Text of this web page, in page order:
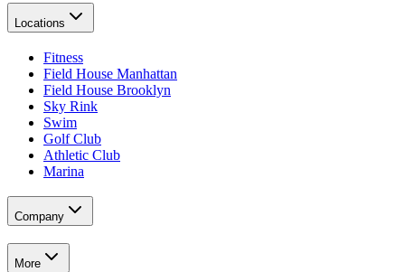
Locations​​​​‌ ‍ ​‍​‍‌‍ ‌ ​‍‌‍‍‌‌‍‌ ‌‍‍‌‌‍ ‍​‍​‍​ ‍‍​‍​‍‌ ​ ‌‍​‌‌‍ ‍‌‍‍‌‌ ‌​‌ ‍‌​‍ ‍‌‍‍‌‌‍ ​‍​‍​‍ ​​‍​‍‌‍‍​‌ ​‍‌‍‌‌‌‍‌‍​‍​‍​ ‍‍​‍​‍‌‍‍​‌ ‌​‌ ‌​‌ ​​‌ ​ ​ ‍‍​‍ ​‍ ‌‍​ ‌‍‍​‌‍‌‌‌‍ ​‌ ​ ‌‍‌‌‌‍​‌‌ ​​‌‍‍‌‌‍‌‌‌ ​‍‌ ​ ​‍ ‍‌ ​ ‌‍​‌‌‍ ‍‌‍‍‌‌ ‌​‌ ‍‌​‍ ‍‌ ​ ‌ ‌​‌ ‌‌‌‍‌​‌‍‍‌‌‍ ​‍ ‌‍‍‌‌‍ ‍‌ ‌​‌‍‌‌‌‍ ‍‌ ‌​​‍ ‌‍‌‌‌‍‌​‌‍‍‌‌ ‌​​‍ ‌‍ ‌‌‍ ‌‍‌​‌‍‌‌​ ‌‌ ​​‌ ​‍‌‍‌‌‌ ​ ‌‍‌‌‌‍ ‍‌ ‌​‌‍​‌‌ ‌​‌‍‍‌‌‍ ‌‍ ‍​ ‍ ‌‍‍‌‌‍‌​​ ‌‌‍‌‍‌‍ ‌‍ ‌ ‌​‌‍‌‌‌ ​‍​ ‍ ‌ ‌​‌ ‍‌‌ ​​‌‍‌‌​ ‌‌‍‌‍‌‍ ‌‍ ‌ ‌​‌‍‌‌‌ ​‍​ ‍ ‌ ​​‌‍​‌‌ ‌​‌‍‍​​ ‌‌‍​ ‌‍ ‌‍ ​‌ ‌‌‌‍ ‌‌‍ ‍‌ ​ ​‍‌‌​ ‌‌‌​​‍‌‌ ‌‍‍ ‌‍‌‌‌ ‍‌​‍‌‌​ ​ ‌​‌​​‍‌‌​ ​ ‌​‌​​‍‌‌​ ​‍​ ​‍‌‍‌‌‌‍​‍​ ​‍​ ‍​‌‍​ ​ ‌‌‌‍​ ‌‍​ ‌‍‌‌‌‍​‍‌‍​‌​ ​‌​‍‌‌​ ​‍​ ​‍​‍‌‌​ ‌‌‌​‌​​‍ ‍‌ ‌​‌‍‍‌‌ ‌​‌‍ ​‌‍‌‌​ ‌‍​‍‌‍​‌‌ ​ ‌‍‌‌‌‌‌‌‌ ​‍‌‍ ​​ ‌‌‍‍​‌ ‌​‌ ‌​‌ ​​‌ ​ ​‍‌‌​ ​ ‌​​‌​‍‌‌​ ​‍‌​‌‍​‍‌‌​ ​‍‌​‌‍‌‍​ ‌‍‍​‌‍‌‌‌‍ ​‌ ​ ‌‍‌‌‌‍​‌‌ ​​‌‍‍‌‌‍‌‌‌ ​‍‌ ​ ​‍ ‍‌ ​ ‌‍​‌‌‍ ‍‌‍‍‌‌ ‌​‌ ‍‌​‍ ‍‌ ​ ‌ ‌​‌ ‌‌‌‍‌​‌‍‍‌‌‍ ​‍‌‍‌‍‍‌‌‍‌​​ ‌‌‍‌‍‌‍ ‌‍ ‌ ‌​‌‍‌‌‌ ​‍​‍‌‍‌ ‌​‌ ‍‌‌ ​​‌‍‌‌​ ‌‌‍‌‍‌‍ ‌‍ ‌ ‌​‌‍‌‌‌ ​‍​‍‌‍‌ ​​‌‍​‌‌ ‌​‌‍‍​​ ‌‌‍​ ‌‍ ‌‍ ​‌ ‌‌‌‍ ‌‌‍ ‍‌ ​ ​‍‌‌​ ‌‌‌​​‍‌‌ ‌‍‍ ‌‍‌‌‌ ‍‌​‍‌‌​ ​ ‌​‌​​‍‌‌​ ​ ‌​‌​​‍‌‌​ ​‍​ ​‍‌‍‌‌‌‍​‍​ ​‍​ ‍​‌‍​ ​ ‌‌‌‍​ ‌‍​ ‌‍‌‌‌‍​‍‌‍​‌​ ​‌​‍‌‌​ ​‍​ ​‍​‍‌‌​ ‌‌‌​‌​​‍ ‍‌ ‌​‌‍‍‌‌ ‌​‌‍ ​‌‍‌‌​‍‌‍‌ ​​‌‍‌‌‌ ​‍‌ ​ ‌ ​​‌‍‌‌‌‍​ ‌ ‌​‌‍‍‌‌ ‌‍‌‍‌‌​ ‌‌ ​​‌ ‌‌‌‍​‍‌‍ ​‌‍‍‌‌ ​ ‌‍‍​‌‍‌‌‌‍‌​​‍​‍‌ ‌
Fitness​​​​‌ ‍ ​‍​‍‌‍ ‌ ​‍‌‍‍‌‌‍‌ ‌‍‍‌‌‍ ‍​‍​‍​ ‍‍​‍​‍‌ ​ ‌‍​‌‌‍ ‍‌‍‍‌‌ ‌​‌ ‍‌​‍ ‍‌‍‍‌‌‍ ​‍​‍​‍ ​​‍​‍‌‍‍​‌ ​‍‌‍‌‌‌‍‌‍​‍​‍​ ‍‍​‍​‍‌‍‍​‌ ‌​‌ ‌​‌ ​​‌ ​ ​ ‍‍​‍ ​‍ ‌‍​ ‌‍‍​‌‍‌‌‌‍ ​‌ ​ ‌‍‌‌‌‍​‌‌ ​​‌‍‍‌‌‍‌‌‌ ​‍‌ ​ ​‍ ‍‌ ​ ‌‍​‌‌‍ ‍‌‍‍‌‌ ‌​‌ ‍‌​‍ ‍‌ ​ ‌ ‌​‌ ‌‌‌‍‌​‌‍‍‌‌‍ ​‍ ‌‍‍‌‌‍ ‍‌ ‌​‌‍‌‌‌‍ ‍‌ ‌​​‍ ‌‍‌‌‌‍‌​‌‍‍‌‌ ‌​​‍ ‌‍ ‌‌‍ ‌‍‌​‌‍‌‌​ ‌‌ ​​‌ ​‍‌‍‌‌‌ ​ ‌‍‌‌‌‍ ‍‌ ‌​‌‍​‌‌ ‌​‌‍‍‌‌‍ ‌‍ ‍​ ‍ ‌‍‍‌‌‍‌​​ ‌‌‍‌‍‌‍ ‌‍ ‌ ‌​‌‍‌‌‌ ​‍​ ‍ ‌ ‌​‌ ‍‌‌ ​​‌‍‌‌​ ‌‌‍‌‍‌‍ ‌‍ ‌ ‌​‌‍‌‌‌ ​‍​ ‍ ‌ ​​‌‍​‌‌ ‌​‌‍‍​​ ‌‌‍​ ‌‍ ‌‍ ​‌ ‌‌‌‍ ‌‌‍ ‍‌ ​ ​‍‌‌​ ‌‌‌​​‍‌‌ ‌‍‍ ‌‍‌‌‌ ‍‌​‍‌‌​ ​ ‌​‌​​‍‌‌​ ​ ‌​‌​​‍‌‌​ ​‍​ ​‍‌‍‌‌‌‍​‍​ ​‍​ ‍​‌‍​ ​ ‌‌‌‍​ ‌‍​ ‌‍‌‌‌‍​‍‌‍​‌​ ​‌​‍‌‌​ ​‍​ ​‍​‍‌‌​ ‌‌‌​‌​​‍ ‍‌‍ ​‌‍‍‌‌‍ ‍‌‍‍ ‌ ​ ​‍‌‌​ ‌‌‌​​‍‌‌ ‌‍‍ ‌‍‌‌‌ ‍‌​‍‌‌​ ​ ‌​‌​​‍‌‌​ ​ ‌​‌​​‍‌‌​ ​‍​ ​‍​ ​‍​ ​ ​ ​ ‌‍​ ‌‍‌‌​ ‍​​ ‌‍​ ​‌​ ‌​‌‍​‌‌‍​ ​ ‍‌​‍‌‌​ ​‍​ ​‍​‍‌‌​ ‌‌‌​‌​​‍ ‍‌‍ ‍‌‍​‌‌‍ ‌‌‍‌‌​ ‌‍​‍‌‍​‌‌ ​ ‌‍‌‌‌‌‌‌‌ ​‍‌‍ ​​ ‌‌‍‍​‌ ‌​‌ ‌​‌ ​​‌ ​ ​‍‌‌​ ​ ‌​​‌​‍‌‌​ ​‍‌​‌‍​‍‌‌​ ​‍‌​‌‍‌‍​ ‌‍‍​‌‍‌‌‌‍ ​‌ ​ ‌‍‌‌‌‍​‌‌ ​​‌‍‍‌‌‍‌‌‌ ​‍‌ ​ ​‍ ‍‌ ​ ‌‍​‌‌‍ ‍‌‍‍‌‌ ‌​‌ ‍‌​‍ ‍‌ ​ ‌ ‌​‌ ‌‌‌‍‌​‌‍‍‌‌‍ ​‍‌‍‌‍‍‌‌‍‌​​ ‌‌‍‌‍‌‍ ‌‍ ‌ ‌​‌‍‌‌‌ ​‍​‍‌‍‌ ‌​‌ ‍‌‌ ​​‌‍‌‌​ ‌‌‍‌‍‌‍ ‌‍ ‌ ‌​‌‍‌‌‌ ​‍​‍‌‍‌ ​​‌‍​‌‌ ‌​‌‍‍​​ ‌‌‍​ ‌‍ ‌‍ ​‌ ‌‌‌‍ ‌‌‍ ‍‌ ​ ​‍‌‌​ ‌‌‌​​‍‌‌ ‌‍‍ ‌‍‌‌‌ ‍‌​‍‌‌​ ​ ‌​‌​​‍‌‌​ ​ ‌​‌​​‍‌‌​ ​‍​ ​‍‌‍‌‌‌‍​‍​ ​‍​ ‍​‌‍​ ​ ‌‌‌‍​ ‌‍​ ‌‍‌‌‌‍​‍‌‍​‌​ ​‌​‍‌‌​ ​‍​ ​‍​‍‌‌​ ‌‌‌​‌​​‍ ‍‌‍ ​‌‍‍‌‌‍ ‍‌‍‍ ‌ ​ ​‍‌‌​ ‌‌‌​​‍‌‌ ‌‍‍ ‌‍‌‌‌ ‍‌​‍‌‌​ ​ ‌​‌​​‍‌‌​ ​ ‌​‌​​‍‌‌​ ​‍​ ​‍​ ​‍​ ​ ​ ​ ‌‍​ ‌‍‌‌​ ‍​​ ‌‍​ ​‌​ ‌​‌‍​‌‌‍​ ​ ‍‌​‍‌‌​ ​‍​ ​‍​‍‌‌​ ‌‌‌​‌​​‍ ‍‌‍ ‍‌‍​‌‌‍ ‌‌‍‌‌​‍‌‍‌ ​​‌‍‌‌‌ ​‍‌ ​ ‌ ​​‌‍‌‌‌‍​ ‌ ‌​‌‍‍‌‌ ‌‍‌‍‌‌​ ‌‌ ​​‌ ‌‌‌‍​‍‌‍ ​‌‍‍‌‌ ​ ‌‍‍​‌‍‌‌‌‍‌​​‍​‍‌ ‌
Field House Manhattan​​​​‌ ‍ ​‍​‍‌‍ ‌ ​‍‌‍‍‌‌‍‌ ‌‍‍‌‌‍ ‍​‍​‍​ ‍‍​‍​‍‌ ​ ‌‍​‌‌‍ ‍‌‍‍‌‌ ‌​‌ ‍‌​‍ ‍‌‍‍‌‌‍ ​‍​‍​‍ ​​‍​‍‌‍‍​‌ ​‍‌‍‌‌‌‍‌‍​‍​‍​ ‍‍​‍​‍‌‍‍​‌ ‌​‌ ‌​‌ ​​‌ ​ ​ ‍‍​‍ ​‍ ‌‍​ ‌‍‍​‌‍‌‌‌‍ ​‌ ​ ‌‍‌‌‌‍​‌‌ ​​‌‍‍‌‌‍‌‌‌ ​‍‌ ​ ​‍ ‍‌ ​ ‌‍​‌‌‍ ‍‌‍‍‌‌ ‌​‌ ‍‌​‍ ‍‌ ​ ‌ ‌​‌ ‌‌‌‍‌​‌‍‍‌‌‍ ​‍ ‌‍‍‌‌‍ ‍‌ ‌​‌‍‌‌‌‍ ‍‌ ‌​​‍ ‌‍‌‌‌‍‌​‌‍‍‌‌ ‌​​‍ ‌‍ ‌‌‍ ‌‍‌​‌‍‌‌​ ‌‌ ​​‌ ​‍‌‍‌‌‌ ​ ‌‍‌‌‌‍ ‍‌ ‌​‌‍​‌‌ ‌​‌‍‍‌‌‍ ‌‍ ‍​ ‍ ‌‍‍‌‌‍‌​​ ‌‌‍‌‍‌‍ ‌‍ ‌ ‌​‌‍‌‌‌ ​‍​ ‍ ‌ ‌​‌ ‍‌‌ ​​‌‍‌‌​ ‌‌‍‌‍‌‍ ‌‍ ‌ ‌​‌‍‌‌‌ ​‍​ ‍ ‌ ​​‌‍​‌‌ ‌​‌‍‍​​ ‌‌‍​ ‌‍ ‌‍ ​‌ ‌‌‌‍ ‌‌‍ ‍‌ ​ ​‍‌‌​ ‌‌‌​​‍‌‌ ‌‍‍ ‌‍‌‌‌ ‍‌​‍‌‌​ ​ ‌​‌​​‍‌‌​ ​ ‌​‌​​‍‌‌​ ​‍​ ​‍‌‍‌‌‌‍​‍​ ​‍​ ‍​‌‍​ ​ ‌‌‌‍​ ‌‍​ ‌‍‌‌‌‍​‍‌‍​‌​ ​‌​‍‌‌​ ​‍​ ​‍​‍‌‌​ ‌‌‌​‌​​‍ ‍‌‍ ​‌‍‍‌‌‍ ‍‌‍‍ ‌ ​ ​‍‌‌​ ‌‌‌​​‍‌‌ ‌‍‍ ‌‍‌‌‌ ‍‌​‍‌‌​ ​ ‌​‌​​‍‌‌​ ​ ‌​‌​​‍‌‌​ ​‍​ ​‍​ ​‌​ ​ ​ ​‌‌‍​‍​ ​​​ ​‌‌‍​‌​ ‌ ​ ​‍​ ​‍​ ‌‍​ ‌​​‍‌‌​ ​‍​ ​‍​‍‌‌​ ‌‌‌​‌​​‍ ‍‌‍ ‍‌‍​‌‌‍ ‌‌‍‌‌​ ‌‍​‍‌‍​‌‌ ​ ‌‍‌‌‌‌‌‌‌ ​‍‌‍ ​​ ‌‌‍‍​‌ ‌​‌ ‌​‌ ​​‌ ​ ​‍‌‌​ ​ ‌​​‌​‍‌‌​ ​‍‌​‌‍​‍‌‌​ ​‍‌​‌‍‌‍​ ‌‍‍​‌‍‌‌‌‍ ​‌ ​ ‌‍‌‌‌‍​‌‌ ​​‌‍‍‌‌‍‌‌‌ ​‍‌ ​ ​‍ ‍‌ ​ ‌‍​‌‌‍ ‍‌‍‍‌‌ ‌​‌ ‍‌​‍ ‍‌ ​ ‌ ‌​‌ ‌‌‌‍‌​‌‍‍‌‌‍ ​‍‌‍‌‍‍‌‌‍‌​​ ‌‌‍‌‍‌‍ ‌‍ ‌ ‌​‌‍‌‌‌ ​‍​‍‌‍‌ ‌​‌ ‍‌‌ ​​‌‍‌‌​ ‌‌‍‌‍‌‍ ‌‍ ‌ ‌​‌‍‌‌‌ ​‍​‍‌‍‌ ​​‌‍​‌‌ ‌​‌‍‍​​ ‌‌‍​ ‌‍ ‌‍ ​‌ ‌‌‌‍ ‌‌‍ ‍‌ ​ ​‍‌‌​ ‌‌‌​​‍‌‌ ‌‍‍ ‌‍‌‌‌ ‍‌​‍‌‌​ ​ ‌​‌​​‍‌‌​ ​ ‌​‌​​‍‌‌​ ​‍​ ​‍‌‍‌‌‌‍​‍​ ​‍​ ‍​‌‍​ ​ ‌‌‌‍​ ‌‍​ ‌‍‌‌‌‍​‍‌‍​‌​ ​‌​‍‌‌​ ​‍​ ​‍​‍‌‌​ ‌‌‌​‌​​‍ ‍‌‍ ​‌‍‍‌‌‍ ‍‌‍‍ ‌ ​ ​‍‌‌​ ‌‌‌​​‍‌‌ ‌‍‍ ‌‍‌‌‌ ‍‌​‍‌‌​ ​ ‌​‌​​‍‌‌​ ​ ‌​‌​​‍‌‌​ ​‍​ ​‍​ ​‌​ ​ ​ ​‌‌‍​‍​ ​​​ ​‌‌‍​‌​ ‌ ​ ​‍​ ​‍​ ‌‍​ ‌​​‍‌‌​ ​‍​ ​‍​‍‌‌​ ‌‌‌​‌​​‍ ‍‌‍ ‍‌‍​‌‌‍ ‌‌‍‌‌​‍‌‍‌ ​​‌‍‌‌‌ ​‍‌ ​ ‌ ​​‌‍‌‌‌‍​ ‌ ‌​‌‍‍‌‌ ‌‍‌‍‌‌​ ‌‌ ​​‌ ‌‌‌‍​‍‌‍ ​‌‍‍‌‌ ​ ‌‍‍​‌‍‌‌‌‍‌​​‍​‍‌ ‌
Field House Brooklyn​​​​‌ ‍ ​‍​‍‌‍ ‌ ​‍‌‍‍‌‌‍‌ ‌‍‍‌‌‍ ‍​‍​‍​ ‍‍​‍​‍‌ ​ ‌‍​‌‌‍ ‍‌‍‍‌‌ ‌​‌ ‍‌​‍ ‍‌‍‍‌‌‍ ​‍​‍​‍ ​​‍​‍‌‍‍​‌ ​‍‌‍‌‌‌‍‌‍​‍​‍​ ‍‍​‍​‍‌‍‍​‌ ‌​‌ ‌​‌ ​​‌ ​ ​ ‍‍​‍ ​‍ ‌‍​ ‌‍‍​‌‍‌‌‌‍ ​‌ ​ ‌‍‌‌‌‍​‌‌ ​​‌‍‍‌‌‍‌‌‌ ​‍‌ ​ ​‍ ‍‌ ​ ‌‍​‌‌‍ ‍‌‍‍‌‌ ‌​‌ ‍‌​‍ ‍‌ ​ ‌ ‌​‌ ‌‌‌‍‌​‌‍‍‌‌‍ ​‍ ‌‍‍‌‌‍ ‍‌ ‌​‌‍‌‌‌‍ ‍‌ ‌​​‍ ‌‍‌‌‌‍‌​‌‍‍‌‌ ‌​​‍ ‌‍ ‌‌‍ ‌‍‌​‌‍‌‌​ ‌‌ ​​‌ ​‍‌‍‌‌‌ ​ ‌‍‌‌‌‍ ‍‌ ‌​‌‍​‌‌ ‌​‌‍‍‌‌‍ ‌‍ ‍​ ‍ ‌‍‍‌‌‍‌​​ ‌‌‍‌‍‌‍ ‌‍ ‌ ‌​‌‍‌‌‌ ​‍​ ‍ ‌ ‌​‌ ‍‌‌ ​​‌‍‌‌​ ‌‌‍‌‍‌‍ ‌‍ ‌ ‌​‌‍‌‌‌ ​‍​ ‍ ‌ ​​‌‍​‌‌ ‌​‌‍‍​​ ‌‌‍​ ‌‍ ‌‍ ​‌ ‌‌‌‍ ‌‌‍ ‍‌ ​ ​‍‌‌​ ‌‌‌​​‍‌‌ ‌‍‍ ‌‍‌‌‌ ‍‌​‍‌‌​ ​ ‌​‌​​‍‌‌​ ​ ‌​‌​​‍‌‌​ ​‍​ ​‍‌‍‌‌‌‍​‍​ ​‍​ ‍​‌‍​ ​ ‌‌‌‍​ ‌‍​ ‌‍‌‌‌‍​‍‌‍​‌​ ​‌​‍‌‌​ ​‍​ ​‍​‍‌‌​ ‌‌‌​‌​​‍ ‍‌‍ ​‌‍‍‌‌‍ ‍‌‍‍ ‌ ​ ​‍‌‌​ ‌‌‌​​‍‌‌ ‌‍‍ ‌‍‌‌‌ ‍‌​‍‌‌​ ​ ‌​‌​​‍‌‌​ ​ ‌​‌​​‍‌‌​ ​‍​ ​‍​ ‌‍​ ‍​​ ‌ ‌‍‌​​ ​‌​ ​‍​ ‌‌​ ‌‍​ ​‍​ ​‌‌‍​ ​ ​‌​‍‌‌​ ​‍​ ​‍​‍‌‌​ ‌‌‌​‌​​‍ ‍‌‍ ‍‌‍​‌‌‍ ‌‌‍‌‌​ ‌‍​‍‌‍​‌‌ ​ ‌‍‌‌‌‌‌‌‌ ​‍‌‍ ​​ ‌‌‍‍​‌ ‌​‌ ‌​‌ ​​‌ ​ ​‍‌‌​ ​ ‌​​‌​‍‌‌​ ​‍‌​‌‍​‍‌‌​ ​‍‌​‌‍‌‍​ ‌‍‍​‌‍‌‌‌‍ ​‌ ​ ‌‍‌‌‌‍​‌‌ ​​‌‍‍‌‌‍‌‌‌ ​‍‌ ​ ​‍ ‍‌ ​ ‌‍​‌‌‍ ‍‌‍‍‌‌ ‌​‌ ‍‌​‍ ‍‌ ​ ‌ ‌​‌ ‌‌‌‍‌​‌‍‍‌‌‍ ​‍‌‍‌‍‍‌‌‍‌​​ ‌‌‍‌‍‌‍ ‌‍ ‌ ‌​‌‍‌‌‌ ​‍​‍‌‍‌ ‌​‌ ‍‌‌ ​​‌‍‌‌​ ‌‌‍‌‍‌‍ ‌‍ ‌ ‌​‌‍‌‌‌ ​‍​‍‌‍‌ ​​‌‍​‌‌ ‌​‌‍‍​​ ‌‌‍​ ‌‍ ‌‍ ​‌ ‌‌‌‍ ‌‌‍ ‍‌ ​ ​‍‌‌​ ‌‌‌​​‍‌‌ ‌‍‍ ‌‍‌‌‌ ‍‌​‍‌‌​ ​ ‌​‌​​‍‌‌​ ​ ‌​‌​​‍‌‌​ ​‍​ ​‍‌‍‌‌‌‍​‍​ ​‍​ ‍​‌‍​ ​ ‌‌‌‍​ ‌‍​ ‌‍‌‌‌‍​‍‌‍​‌​ ​‌​‍‌‌​ ​‍​ ​‍​‍‌‌​ ‌‌‌​‌​​‍ ‍‌‍ ​‌‍‍‌‌‍ ‍‌‍‍ ‌ ​ ​‍‌‌​ ‌‌‌​​‍‌‌ ‌‍‍ ‌‍‌‌‌ ‍‌​‍‌‌​ ​ ‌​‌​​‍‌‌​ ​ ‌​‌​​‍‌‌​ ​‍​ ​‍​ ‌‍​ ‍​​ ‌ ‌‍‌​​ ​‌​ ​‍​ ‌‌​ ‌‍​ ​‍​ ​‌‌‍​ ​ ​‌​‍‌‌​ ​‍​ ​‍​‍‌‌​ ‌‌‌​‌​​‍ ‍‌‍ ‍‌‍​‌‌‍ ‌‌‍‌‌​‍‌‍‌ ​​‌‍‌‌‌ ​‍‌ ​ ‌ ​​‌‍‌‌‌‍​ ‌ ‌​‌‍‍‌‌ ‌‍‌‍‌‌​ ‌‌ ​​‌ ‌‌‌‍​‍‌‍ ​‌‍‍‌‌ ​ ‌‍‍​‌‍‌‌‌‍‌​​‍​‍‌ ‌
Sky Rink​​​​‌ ‍ ​‍​‍‌‍ ‌ ​‍‌‍‍‌‌‍‌ ‌‍‍‌‌‍ ‍​‍​‍​ ‍‍​‍​‍‌ ​ ‌‍​‌‌‍ ‍‌‍‍‌‌ ‌​‌ ‍‌​‍ ‍‌‍‍‌‌‍ ​‍​‍​‍ ​​‍​‍‌‍‍​‌ ​‍‌‍‌‌‌‍‌‍​‍​‍​ ‍‍​‍​‍‌‍‍​‌ ‌​‌ ‌​‌ ​​‌ ​ ​ ‍‍​‍ ​‍ ‌‍​ ‌‍‍​‌‍‌‌‌‍ ​‌ ​ ‌‍‌‌‌‍​‌‌ ​​‌‍‍‌‌‍‌‌‌ ​‍‌ ​ ​‍ ‍‌ ​ ‌‍​‌‌‍ ‍‌‍‍‌‌ ‌​‌ ‍‌​‍ ‍‌ ​ ‌ ‌​‌ ‌‌‌‍‌​‌‍‍‌‌‍ ​‍ ‌‍‍‌‌‍ ‍‌ ‌​‌‍‌‌‌‍ ‍‌ ‌​​‍ ‌‍‌‌‌‍‌​‌‍‍‌‌ ‌​​‍ ‌‍ ‌‌‍ ‌‍‌​‌‍‌‌​ ‌‌ ​​‌ ​‍‌‍‌‌‌ ​ ‌‍‌‌‌‍ ‍‌ ‌​‌‍​‌‌ ‌​‌‍‍‌‌‍ ‌‍ ‍​ ‍ ‌‍‍‌‌‍‌​​ ‌‌‍‌‍‌‍ ‌‍ ‌ ‌​‌‍‌‌‌ ​‍​ ‍ ‌ ‌​‌ ‍‌‌ ​​‌‍‌‌​ ‌‌‍‌‍‌‍ ‌‍ ‌ ‌​‌‍‌‌‌ ​‍​ ‍ ‌ ​​‌‍​‌‌ ‌​‌‍‍​​ ‌‌‍​ ‌‍ ‌‍ ​‌ ‌‌‌‍ ‌‌‍ ‍‌ ​ ​‍‌‌​ ‌‌‌​​‍‌‌ ‌‍‍ ‌‍‌‌‌ ‍‌​‍‌‌​ ​ ‌​‌​​‍‌‌​ ​ ‌​‌​​‍‌‌​ ​‍​ ​‍‌‍‌‌‌‍​‍​ ​‍​ ‍​‌‍​ ​ ‌‌‌‍​ ‌‍​ ‌‍‌‌‌‍​‍‌‍​‌​ ​‌​‍‌‌​ ​‍​ ​‍​‍‌‌​ ‌‌‌​‌​​‍ ‍‌‍ ​‌‍‍‌‌‍ ‍‌‍‍ ‌ ​ ​‍‌‌​ ‌‌‌​​‍‌‌ ‌‍‍ ‌‍‌‌‌ ‍‌​‍‌‌​ ​ ‌​‌​​‍‌‌​ ​ ‌​‌​​‍‌‌​ ​‍​ ​‍​ ‌​​ ‌ ‌‍‌‍‌‍‌‍​ ​​​ ‌‍​ ‌‌​ ‌​‌‍‌​‌‍‌​​ ​‌‌‍​‍​‍‌‌​ ​‍​ ​‍​‍‌‌​ ‌‌‌​‌​​‍ ‍‌‍ ‍‌‍​‌‌‍ ‌‌‍‌‌​ ‌‍​‍‌‍​‌‌ ​ ‌‍‌‌‌‌‌‌‌ ​‍‌‍ ​​ ‌‌‍‍​‌ ‌​‌ ‌​‌ ​​‌ ​ ​‍‌‌​ ​ ‌​​‌​‍‌‌​ ​‍‌​‌‍​‍‌‌​ ​‍‌​‌‍‌‍​ ‌‍‍​‌‍‌‌‌‍ ​‌ ​ ‌‍‌‌‌‍​‌‌ ​​‌‍‍‌‌‍‌‌‌ ​‍‌ ​ ​‍ ‍‌ ​ ‌‍​‌‌‍ ‍‌‍‍‌‌ ‌​‌ ‍‌​‍ ‍‌ ​ ‌ ‌​‌ ‌‌‌‍‌​‌‍‍‌‌‍ ​‍‌‍‌‍‍‌‌‍‌​​ ‌‌‍‌‍‌‍ ‌‍ ‌ ‌​‌‍‌‌‌ ​‍​‍‌‍‌ ‌​‌ ‍‌‌ ​​‌‍‌‌​ ‌‌‍‌‍‌‍ ‌‍ ‌ ‌​‌‍‌‌‌ ​‍​‍‌‍‌ ​​‌‍​‌‌ ‌​‌‍‍​​ ‌‌‍​ ‌‍ ‌‍ ​‌ ‌‌‌‍ ‌‌‍ ‍‌ ​ ​‍‌‌​ ‌‌‌​​‍‌‌ ‌‍‍ ‌‍‌‌‌ ‍‌​‍‌‌​ ​ ‌​‌​​‍‌‌​ ​ ‌​‌​​‍‌‌​ ​‍​ ​‍‌‍‌‌‌‍​‍​ ​‍​ ‍​‌‍​ ​ ‌‌‌‍​ ‌‍​ ‌‍‌‌‌‍​‍‌‍​‌​ ​‌​‍‌‌​ ​‍​ ​‍​‍‌‌​ ‌‌‌​‌​​‍ ‍‌‍ ​‌‍‍‌‌‍ ‍‌‍‍ ‌ ​ ​‍‌‌​ ‌‌‌​​‍‌‌ ‌‍‍ ‌‍‌‌‌ ‍‌​‍‌‌​ ​ ‌​‌​​‍‌‌​ ​ ‌​‌​​‍‌‌​ ​‍​ ​‍​ ‌​​ ‌ ‌‍‌‍‌‍‌‍​ ​​​ ‌‍​ ‌‌​ ‌​‌‍‌​‌‍‌​​ ​‌‌‍​‍​‍‌‌​ ​‍​ ​‍​‍‌‌​ ‌‌‌​‌​​‍ ‍‌‍ ‍‌‍​‌‌‍ ‌‌‍‌‌​‍‌‍‌ ​​‌‍‌‌‌ ​‍‌ ​ ‌ ​​‌‍‌‌‌‍​ ‌ ‌​‌‍‍‌‌ ‌‍‌‍‌‌​ ‌‌ ​​‌ ‌‌‌‍​‍‌‍ ​‌‍‍‌‌ ​ ‌‍‍​‌‍‌‌‌‍‌​​‍​‍‌ ‌
Swim​​​​‌ ‍ ​‍​‍‌‍ ‌ ​‍‌‍‍‌‌‍‌ ‌‍‍‌‌‍ ‍​‍​‍​ ‍‍​‍​‍‌ ​ ‌‍​‌‌‍ ‍‌‍‍‌‌ ‌​‌ ‍‌​‍ ‍‌‍‍‌‌‍ ​‍​‍​‍ ​​‍​‍‌‍‍​‌ ​‍‌‍‌‌‌‍‌‍​‍​‍​ ‍‍​‍​‍‌‍‍​‌ ‌​‌ ‌​‌ ​​‌ ​ ​ ‍‍​‍ ​‍ ‌‍​ ‌‍‍​‌‍‌‌‌‍ ​‌ ​ ‌‍‌‌‌‍​‌‌ ​​‌‍‍‌‌‍‌‌‌ ​‍‌ ​ ​‍ ‍‌ ​ ‌‍​‌‌‍ ‍‌‍‍‌‌ ‌​‌ ‍‌​‍ ‍‌ ​ ‌ ‌​‌ ‌‌‌‍‌​‌‍‍‌‌‍ ​‍ ‌‍‍‌‌‍ ‍‌ ‌​‌‍‌‌‌‍ ‍‌ ‌​​‍ ‌‍‌‌‌‍‌​‌‍‍‌‌ ‌​​‍ ‌‍ ‌‌‍ ‌‍‌​‌‍‌‌​ ‌‌ ​​‌ ​‍‌‍‌‌‌ ​ ‌‍‌‌‌‍ ‍‌ ‌​‌‍​‌‌ ‌​‌‍‍‌‌‍ ‌‍ ‍​ ‍ ‌‍‍‌‌‍‌​​ ‌‌‍‌‍‌‍ ‌‍ ‌ ‌​‌‍‌‌‌ ​‍​ ‍ ‌ ‌​‌ ‍‌‌ ​​‌‍‌‌​ ‌‌‍‌‍‌‍ ‌‍ ‌ ‌​‌‍‌‌‌ ​‍​ ‍ ‌ ​​‌‍​‌‌ ‌​‌‍‍​​ ‌‌‍​ ‌‍ ‌‍ ​‌ ‌‌‌‍ ‌‌‍ ‍‌ ​ ​‍‌‌​ ‌‌‌​​‍‌‌ ‌‍‍ ‌‍‌‌‌ ‍‌​‍‌‌​ ​ ‌​‌​​‍‌‌​ ​ ‌​‌​​‍‌‌​ ​‍​ ​‍‌‍‌‌‌‍​‍​ ​‍​ ‍​‌‍​ ​ ‌‌‌‍​ ‌‍​ ‌‍‌‌‌‍​‍‌‍​‌​ ​‌​‍‌‌​ ​‍​ ​‍​‍‌‌​ ‌‌‌​‌​​‍ ‍‌‍ ​‌‍‍‌‌‍ ‍‌‍‍ ‌ ​ ​‍‌‌​ ‌‌‌​​‍‌‌ ‌‍‍ ‌‍‌‌‌ ‍‌​‍‌‌​ ​ ‌​‌​​‍‌‌​ ​ ‌​‌​​‍‌‌​ ​‍​ ​‍‌‍‌‍‌‍‌‍​ ​​​ ‌‌​ ‌‌​ ‌​​ ​‍‌‍​ ​ ​‌​ ​ ‌‍​ ‌‍​‌‌‍​ ‌‍‌‌​ ‌‍​ ​‌​ ​ ‌‍​ ‌‍​‍​ ‌​​ ‍​‌‍‌​​ ‍​​ ‌‍​ ‌‌‌‍​‍​ ‌​​ ‌​​ ​‌​ ‍‌​ ‍‌‌‍​ ​‍‌‌​ ​‍​ ​‍​‍‌‌​ ‌‌‌​‌​​‍ ‍‌‍ ‍‌‍​‌‌‍ ‌‌‍‌‌​ ‌‍​‍‌‍​‌‌ ​ ‌‍‌‌‌‌‌‌‌ ​‍‌‍ ​​ ‌‌‍‍​‌ ‌​‌ ‌​‌ ​​‌ ​ ​‍‌‌​ ​ ‌​​‌​‍‌‌​ ​‍‌​‌‍​‍‌‌​ ​‍‌​‌‍‌‍​ ‌‍‍​‌‍‌‌‌‍ ​‌ ​ ‌‍‌‌‌‍​‌‌ ​​‌‍‍‌‌‍‌‌‌ ​‍‌ ​ ​‍ ‍‌ ​ ‌‍​‌‌‍ ‍‌‍‍‌‌ ‌​‌ ‍‌​‍ ‍‌ ​ ‌ ‌​‌ ‌‌‌‍‌​‌‍‍‌‌‍ ​‍‌‍‌‍‍‌‌‍‌​​ ‌‌‍‌‍‌‍ ‌‍ ‌ ‌​‌‍‌‌‌ ​‍​‍‌‍‌ ‌​‌ ‍‌‌ ​​‌‍‌‌​ ‌‌‍‌‍‌‍ ‌‍ ‌ ‌​‌‍‌‌‌ ​‍​‍‌‍‌ ​​‌‍​‌‌ ‌​‌‍‍​​ ‌‌‍​ ‌‍ ‌‍ ​‌ ‌‌‌‍ ‌‌‍ ‍‌ ​ ​‍‌‌​ ‌‌‌​​‍‌‌ ‌‍‍ ‌‍‌‌‌ ‍‌​‍‌‌​ ​ ‌​‌​​‍‌‌​ ​ ‌​‌​​‍‌‌​ ​‍​ ​‍‌‍‌‌‌‍​‍​ ​‍​ ‍​‌‍​ ​ ‌‌‌‍​ ‌‍​ ‌‍‌‌‌‍​‍‌‍​‌​ ​‌​‍‌‌​ ​‍​ ​‍​‍‌‌​ ‌‌‌​‌​​‍ ‍‌‍ ​‌‍‍‌‌‍ ‍‌‍‍ ‌ ​ ​‍‌‌​ ‌‌‌​​‍‌‌ ‌‍‍ ‌‍‌‌‌ ‍‌​‍‌‌​ ​ ‌​‌​​‍‌‌​ ​ ‌​‌​​‍‌‌​ ​‍​ ​‍‌‍‌‍‌‍‌‍​ ​​​ ‌‌​ ‌‌​ ‌​​ ​‍‌‍​ ​ ​‌​ ​ ‌‍​ ‌‍​‌‌‍​ ‌‍‌‌​ ‌‍​ ​‌​ ​ ‌‍​ ‌‍​‍​ ‌​​ ‍​‌‍‌​​ ‍​​ ‌‍​ ‌‌‌‍​‍​ ‌​​ ‌​​ ​‌​ ‍‌​ ‍‌‌‍​ ​‍‌‌​ ​‍​ ​‍​‍‌‌​ ‌‌‌​‌​​‍ ‍‌‍ ‍‌‍​‌‌‍ ‌‌‍‌‌​‍‌‍‌ ​​‌‍‌‌‌ ​‍‌ ​ ‌ ​​‌‍‌‌‌‍​ ‌ ‌​‌‍‍‌‌ ‌‍‌‍‌‌​ ‌‌ ​​‌ ‌‌‌‍​‍‌‍ ​‌‍‍‌‌ ​ ‌‍‍​‌‍‌‌‌‍‌​​‍​‍‌ ‌
Golf Club​​​​‌ ‍ ​‍​‍‌‍ ‌ ​‍‌‍‍‌‌‍‌ ‌‍‍‌‌‍ ‍​‍​‍​ ‍‍​‍​‍‌ ​ ‌‍​‌‌‍ ‍‌‍‍‌‌ ‌​‌ ‍‌​‍ ‍‌‍‍‌‌‍ ​‍​‍​‍ ​​‍​‍‌‍‍​‌ ​‍‌‍‌‌‌‍‌‍​‍​‍​ ‍‍​‍​‍‌‍‍​‌ ‌​‌ ‌​‌ ​​‌ ​ ​ ‍‍​‍ ​‍ ‌‍​ ‌‍‍​‌‍‌‌‌‍ ​‌ ​ ‌‍‌‌‌‍​‌‌ ​​‌‍‍‌‌‍‌‌‌ ​‍‌ ​ ​‍ ‍‌ ​ ‌‍​‌‌‍ ‍‌‍‍‌‌ ‌​‌ ‍‌​‍ ‍‌ ​ ‌ ‌​‌ ‌‌‌‍‌​‌‍‍‌‌‍ ​‍ ‌‍‍‌‌‍ ‍‌ ‌​‌‍‌‌‌‍ ‍‌ ‌​​‍ ‌‍‌‌‌‍‌​‌‍‍‌‌ ‌​​‍ ‌‍ ‌‌‍ ‌‍‌​‌‍‌‌​ ‌‌ ​​‌ ​‍‌‍‌‌‌ ​ ‌‍‌‌‌‍ ‍‌ ‌​‌‍​‌‌ ‌​‌‍‍‌‌‍ ‌‍ ‍​ ‍ ‌‍‍‌‌‍‌​​ ‌‌‍‌‍‌‍ ‌‍ ‌ ‌​‌‍‌‌‌ ​‍​ ‍ ‌ ‌​‌ ‍‌‌ ​​‌‍‌‌​ ‌‌‍‌‍‌‍ ‌‍ ‌ ‌​‌‍‌‌‌ ​‍​ ‍ ‌ ​​‌‍​‌‌ ‌​‌‍‍​​ ‌‌‍​ ‌‍ ‌‍ ​‌ ‌‌‌‍ ‌‌‍ ‍‌ ​ ​‍‌‌​ ‌‌‌​​‍‌‌ ‌‍‍ ‌‍‌‌‌ ‍‌​‍‌‌​ ​ ‌​‌​​‍‌‌​ ​ ‌​‌​​‍‌‌​ ​‍​ ​‍‌‍‌‌‌‍​‍​ ​‍​ ‍​‌‍​ ​ ‌‌‌‍​ ‌‍​ ‌‍‌‌‌‍​‍‌‍​‌​ ​‌​‍‌‌​ ​‍​ ​‍​‍‌‌​ ‌‌‌​‌​​‍ ‍‌‍ ​‌‍‍‌‌‍ ‍‌‍‍ ‌ ​ ​‍‌‌​ ‌‌‌​​‍‌‌ ‌‍‍ ‌‍‌‌‌ ‍‌​‍‌‌​ ​ ‌​‌​​‍‌‌​ ​ ‌​‌​​‍‌‌​ ​‍​ ​‍​ ‌​‌‍‌‌​ ‌‍‌‍‌​​ ​‍​ ‌‍​ ​‍‌‍‌‍‌‍​‌‌‍​ ‌‍​ ‌‍​ ​‍‌‌​ ​‍​ ​‍​‍‌‌​ ‌‌‌​‌​​‍ ‍‌‍ ‍‌‍​‌‌‍ ‌‌‍‌‌​ ‌‍​‍‌‍​‌‌ ​ ‌‍‌‌‌‌‌‌‌ ​‍‌‍ ​​ ‌‌‍‍​‌ ‌​‌ ‌​‌ ​​‌ ​ ​‍‌‌​ ​ ‌​​‌​‍‌‌​ ​‍‌​‌‍​‍‌‌​ ​‍‌​‌‍‌‍​ ‌‍‍​‌‍‌‌‌‍ ​‌ ​ ‌‍‌‌‌‍​‌‌ ​​‌‍‍‌‌‍‌‌‌ ​‍‌ ​ ​‍ ‍‌ ​ ‌‍​‌‌‍ ‍‌‍‍‌‌ ‌​‌ ‍‌​‍ ‍‌ ​ ‌ ‌​‌ ‌‌‌‍‌​‌‍‍‌‌‍ ​‍‌‍‌‍‍‌‌‍‌​​ ‌‌‍‌‍‌‍ ‌‍ ‌ ‌​‌‍‌‌‌ ​‍​‍‌‍‌ ‌​‌ ‍‌‌ ​​‌‍‌‌​ ‌‌‍‌‍‌‍ ‌‍ ‌ ‌​‌‍‌‌‌ ​‍​‍‌‍‌ ​​‌‍​‌‌ ‌​‌‍‍​​ ‌‌‍​ ‌‍ ‌‍ ​‌ ‌‌‌‍ ‌‌‍ ‍‌ ​ ​‍‌‌​ ‌‌‌​​‍‌‌ ‌‍‍ ‌‍‌‌‌ ‍‌​‍‌‌​ ​ ‌​‌​​‍‌‌​ ​ ‌​‌​​‍‌‌​ ​‍​ ​‍‌‍‌‌‌‍​‍​ ​‍​ ‍​‌‍​ ​ ‌‌‌‍​ ‌‍​ ‌‍‌‌‌‍​‍‌‍​‌​ ​‌​‍‌‌​ ​‍​ ​‍​‍‌‌​ ‌‌‌​‌​​‍ ‍‌‍ ​‌‍‍‌‌‍ ‍‌‍‍ ‌ ​ ​‍‌‌​ ‌‌‌​​‍‌‌ ‌‍‍ ‌‍‌‌‌ ‍‌​‍‌‌​ ​ ‌​‌​​‍‌‌​ ​ ‌​‌​​‍‌‌​ ​‍​ ​‍​ ‌​‌‍‌‌​ ‌‍‌‍‌​​ ​‍​ ‌‍​ ​‍‌‍‌‍‌‍​‌‌‍​ ‌‍​ ‌‍​ ​‍‌‌​ ​‍​ ​‍​‍‌‌​ ‌‌‌​‌​​‍ ‍‌‍ ‍‌‍​‌‌‍ ‌‌‍‌‌​‍‌‍‌ ​​‌‍‌‌‌ ​‍‌ ​ ‌ ​​‌‍‌‌‌‍​ ‌ ‌​‌‍‍‌‌ ‌‍‌‍‌‌​ ‌‌ ​​‌ ‌‌‌‍​‍‌‍ ​‌‍‍‌‌ ​ ‌‍‍​‌‍‌‌‌‍‌​​‍​‍‌ ‌
Athletic Club​​​​‌ ‍ ​‍​‍‌‍ ‌ ​‍‌‍‍‌‌‍‌ ‌‍‍‌‌‍ ‍​‍​‍​ ‍‍​‍​‍‌ ​ ‌‍​‌‌‍ ‍‌‍‍‌‌ ‌​‌ ‍‌​‍ ‍‌‍‍‌‌‍ ​‍​‍​‍ ​​‍​‍‌‍‍​‌ ​‍‌‍‌‌‌‍‌‍​‍​‍​ ‍‍​‍​‍‌‍‍​‌ ‌​‌ ‌​‌ ​​‌ ​ ​ ‍‍​‍ ​‍ ‌‍​ ‌‍‍​‌‍‌‌‌‍ ​‌ ​ ‌‍‌‌‌‍​‌‌ ​​‌‍‍‌‌‍‌‌‌ ​‍‌ ​ ​‍ ‍‌ ​ ‌‍​‌‌‍ ‍‌‍‍‌‌ ‌​‌ ‍‌​‍ ‍‌ ​ ‌ ‌​‌ ‌‌‌‍‌​‌‍‍‌‌‍ ​‍ ‌‍‍‌‌‍ ‍‌ ‌​‌‍‌‌‌‍ ‍‌ ‌​​‍ ‌‍‌‌‌‍‌​‌‍‍‌‌ ‌​​‍ ‌‍ ‌‌‍ ‌‍‌​‌‍‌‌​ ‌‌ ​​‌ ​‍‌‍‌‌‌ ​ ‌‍‌‌‌‍ ‍‌ ‌​‌‍​‌‌ ‌​‌‍‍‌‌‍ ‌‍ ‍​ ‍ ‌‍‍‌‌‍‌​​ ‌‌‍‌‍‌‍ ‌‍ ‌ ‌​‌‍‌‌‌ ​‍​ ‍ ‌ ‌​‌ ‍‌‌ ​​‌‍‌‌​ ‌‌‍‌‍‌‍ ‌‍ ‌ ‌​‌‍‌‌‌ ​‍​ ‍ ‌ ​​‌‍​‌‌ ‌​‌‍‍​​ ‌‌‍​ ‌‍ ‌‍ ​‌ ‌‌‌‍ ‌‌‍ ‍‌ ​ ​‍‌‌​ ‌‌‌​​‍‌‌ ‌‍‍ ‌‍‌‌‌ ‍‌​‍‌‌​ ​ ‌​‌​​‍‌‌​ ​ ‌​‌​​‍‌‌​ ​‍​ ​‍‌‍‌‌‌‍​‍​ ​‍​ ‍​‌‍​ ​ ‌‌‌‍​ ‌‍​ ‌‍‌‌‌‍​‍‌‍​‌​ ​‌​‍‌‌​ ​‍​ ​‍​‍‌‌​ ‌‌‌​‌​​‍ ‍‌‍ ​‌‍‍‌‌‍ ‍‌‍‍ ‌ ​ ​‍‌‌​ ‌‌‌​​‍‌‌ ‌‍‍ ‌‍‌‌‌ ‍‌​‍‌‌​ ​ ‌​‌​​‍‌‌​ ​ ‌​‌​​‍‌‌​ ​‍​ ​‍​ ‍​‌‍​‌​ ​ ​ ‌​‌‍​‌​ ‌ ‌‍‌​‌‍​‌​ ​ ​ ‍​‌‍‌‌‌‍​ ​‍‌‌​ ​‍​ ​‍​‍‌‌​ ‌‌‌​‌​​‍ ‍‌‍ ‍‌‍​‌‌‍ ‌‌‍‌‌​ ‌‍​‍‌‍​‌‌ ​ ‌‍‌‌‌‌‌‌‌ ​‍‌‍ ​​ ‌‌‍‍​‌ ‌​‌ ‌​‌ ​​‌ ​ ​‍‌‌​ ​ ‌​​‌​‍‌‌​ ​‍‌​‌‍​‍‌‌​ ​‍‌​‌‍‌‍​ ‌‍‍​‌‍‌‌‌‍ ​‌ ​ ‌‍‌‌‌‍​‌‌ ​​‌‍‍‌‌‍‌‌‌ ​‍‌ ​ ​‍ ‍‌ ​ ‌‍​‌‌‍ ‍‌‍‍‌‌ ‌​‌ ‍‌​‍ ‍‌ ​ ‌ ‌​‌ ‌‌‌‍‌​‌‍‍‌‌‍ ​‍‌‍‌‍‍‌‌‍‌​​ ‌‌‍‌‍‌‍ ‌‍ ‌ ‌​‌‍‌‌‌ ​‍​‍‌‍‌ ‌​‌ ‍‌‌ ​​‌‍‌‌​ ‌‌‍‌‍‌‍ ‌‍ ‌ ‌​‌‍‌‌‌ ​‍​‍‌‍‌ ​​‌‍​‌‌ ‌​‌‍‍​​ ‌‌‍​ ‌‍ ‌‍ ​‌ ‌‌‌‍ ‌‌‍ ‍‌ ​ ​‍‌‌​ ‌‌‌​​‍‌‌ ‌‍‍ ‌‍‌‌‌ ‍‌​‍‌‌​ ​ ‌​‌​​‍‌‌​ ​ ‌​‌​​‍‌‌​ ​‍​ ​‍‌‍‌‌‌‍​‍​ ​‍​ ‍​‌‍​ ​ ‌‌‌‍​ ‌‍​ ‌‍‌‌‌‍​‍‌‍​‌​ ​‌​‍‌‌​ ​‍​ ​‍​‍‌‌​ ‌‌‌​‌​​‍ ‍‌‍ ​‌‍‍‌‌‍ ‍‌‍‍ ‌ ​ ​‍‌‌​ ‌‌‌​​‍‌‌ ‌‍‍ ‌‍‌‌‌ ‍‌​‍‌‌​ ​ ‌​‌​​‍‌‌​ ​ ‌​‌​​‍‌‌​ ​‍​ ​‍​ ‍​‌‍​‌​ ​ ​ ‌​‌‍​‌​ ‌ ‌‍‌​‌‍​‌​ ​ ​ ‍​‌‍‌‌‌‍​ ​‍‌‌​ ​‍​ ​‍​‍‌‌​ ‌‌‌​‌​​‍ ‍‌‍ ‍‌‍​‌‌‍ ‌‌‍‌‌​‍‌‍‌ ​​‌‍‌‌‌ ​‍‌ ​ ‌ ​​‌‍‌‌‌‍​ ‌ ‌​‌‍‍‌‌ ‌‍‌‍‌‌​ ‌‌ ​​‌ ‌‌‌‍​‍‌‍ ​‌‍‍‌‌ ​ ‌‍‍​‌‍‌‌‌‍‌​​‍​‍‌ ‌
Marina​​​​‌ ‍ ​‍​‍‌‍ ‌ ​‍‌‍‍‌‌‍‌ ‌‍‍‌‌‍ ‍​‍​‍​ ‍‍​‍​‍‌ ​ ‌‍​‌‌‍ ‍‌‍‍‌‌ ‌​‌ ‍‌​‍ ‍‌‍‍‌‌‍ ​‍​‍​‍ ​​‍​‍‌‍‍​‌ ​‍‌‍‌‌‌‍‌‍​‍​‍​ ‍‍​‍​‍‌‍‍​‌ ‌​‌ ‌​‌ ​​‌ ​ ​ ‍‍​‍ ​‍ ‌‍​ ‌‍‍​‌‍‌‌‌‍ ​‌ ​ ‌‍‌‌‌‍​‌‌ ​​‌‍‍‌‌‍‌‌‌ ​‍‌ ​ ​‍ ‍‌ ​ ‌‍​‌‌‍ ‍‌‍‍‌‌ ‌​‌ ‍‌​‍ ‍‌ ​ ‌ ‌​‌ ‌‌‌‍‌​‌‍‍‌‌‍ ​‍ ‌‍‍‌‌‍ ‍‌ ‌​‌‍‌‌‌‍ ‍‌ ‌​​‍ ‌‍‌‌‌‍‌​‌‍‍‌‌ ‌​​‍ ‌‍ ‌‌‍ ‌‍‌​‌‍‌‌​ ‌‌ ​​‌ ​‍‌‍‌‌‌ ​ ‌‍‌‌‌‍ ‍‌ ‌​‌‍​‌‌ ‌​‌‍‍‌‌‍ ‌‍ ‍​ ‍ ‌‍‍‌‌‍‌​​ ‌‌‍‌‍‌‍ ‌‍ ‌ ‌​‌‍‌‌‌ ​‍​ ‍ ‌ ‌​‌ ‍‌‌ ​​‌‍‌‌​ ‌‌‍‌‍‌‍ ‌‍ ‌ ‌​‌‍‌‌‌ ​‍​ ‍ ‌ ​​‌‍​‌‌ ‌​‌‍‍​​ ‌‌‍​ ‌‍ ‌‍ ​‌ ‌‌‌‍ ‌‌‍ ‍‌ ​ ​‍‌‌​ ‌‌‌​​‍‌‌ ‌‍‍ ‌‍‌‌‌ ‍‌​‍‌‌​ ​ ‌​‌​​‍‌‌​ ​ ‌​‌​​‍‌‌​ ​‍​ ​‍‌‍‌‌‌‍​‍​ ​‍​ ‍​‌‍​ ​ ‌‌‌‍​ ‌‍​ ‌‍‌‌‌‍​‍‌‍​‌​ ​‌​‍‌‌​ ​‍​ ​‍​‍‌‌​ ‌‌‌​‌​​‍ ‍‌‍ ​‌‍‍‌‌‍ ‍‌‍‍ ‌ ​ ​‍‌‌​ ‌‌‌​​‍‌‌ ‌‍‍ ‌‍‌‌‌ ‍‌​‍‌‌​ ​ ‌​‌​​‍‌‌​ ​ ‌​‌​​‍‌‌​ ​‍​ ​‍​ ‌‍​ ‌‌​ ‌‍​ ‌‌‌‍‌‌‌‍‌‍‌‍​‌​ ​​​ ‌‍​ ‌‌​ ‌​‌‍‌​​‍‌‌​ ​‍​ ​‍​‍‌‌​ ‌‌‌​‌​​‍ ‍‌‍ ‍‌‍​‌‌‍ ‌‌‍‌‌​ ‌‍​‍‌‍​‌‌ ​ ‌‍‌‌‌‌‌‌‌ ​‍‌‍ ​​ ‌‌‍‍​‌ ‌​‌ ‌​‌ ​​‌ ​ ​‍‌‌​ ​ ‌​​‌​‍‌‌​ ​‍‌​‌‍​‍‌‌​ ​‍‌​‌‍‌‍​ ‌‍‍​‌‍‌‌‌‍ ​‌ ​ ‌‍‌‌‌‍​‌‌ ​​‌‍‍‌‌‍‌‌‌ ​‍‌ ​ ​‍ ‍‌ ​ ‌‍​‌‌‍ ‍‌‍‍‌‌ ‌​‌ ‍‌​‍ ‍‌ ​ ‌ ‌​‌ ‌‌‌‍‌​‌‍‍‌‌‍ ​‍‌‍‌‍‍‌‌‍‌​​ ‌‌‍‌‍‌‍ ‌‍ ‌ ‌​‌‍‌‌‌ ​‍​‍‌‍‌ ‌​‌ ‍‌‌ ​​‌‍‌‌​ ‌‌‍‌‍‌‍ ‌‍ ‌ ‌​‌‍‌‌‌ ​‍​‍‌‍‌ ​​‌‍​‌‌ ‌​‌‍‍​​ ‌‌‍​ ‌‍ ‌‍ ​‌ ‌‌‌‍ ‌‌‍ ‍‌ ​ ​‍‌‌​ ‌‌‌​​‍‌‌ ‌‍‍ ‌‍‌‌‌ ‍‌​‍‌‌​ ​ ‌​‌​​‍‌‌​ ​ ‌​‌​​‍‌‌​ ​‍​ ​‍‌‍‌‌‌‍​‍​ ​‍​ ‍​‌‍​ ​ ‌‌‌‍​ ‌‍​ ‌‍‌‌‌‍​‍‌‍​‌​ ​‌​‍‌‌​ ​‍​ ​‍​‍‌‌​ ‌‌‌​‌​​‍ ‍‌‍ ​‌‍‍‌‌‍ ‍‌‍‍ ‌ ​ ​‍‌‌​ ‌‌‌​​‍‌‌ ‌‍‍ ‌‍‌‌‌ ‍‌​‍‌‌​ ​ ‌​‌​​‍‌‌​ ​ ‌​‌​​‍‌‌​ ​‍​ ​‍​ ‌‍​ ‌‌​ ‌‍​ ‌‌‌‍‌‌‌‍‌‍‌‍​‌​ ​​​ ‌‍​ ‌‌​ ‌​‌‍‌​​‍‌‌​ ​‍​ ​‍​‍‌‌​ ‌‌‌​‌​​‍ ‍‌‍ ‍‌‍​‌‌‍ ‌‌‍‌‌​‍‌‍‌ ​​‌‍‌‌‌ ​‍‌ ​ ‌ ​​‌‍‌‌‌‍​ ‌ ‌​‌‍‍‌‌ ‌‍‌‍‌‌​ ‌‌ ​​‌ ‌‌‌‍​‍‌‍ ​‌‍‍‌‌ ​ ‌‍‍​‌‍‌‌‌‍‌​​‍​‍‌ ‌
Company​​​​‌ ‍ ​‍​‍‌‍ ‌ ​‍‌‍‍‌‌‍‌ ‌‍‍‌‌‍ ‍​‍​‍​ ‍‍​‍​‍‌ ​ ‌‍​‌‌‍ ‍‌‍‍‌‌ ‌​‌ ‍‌​‍ ‍‌‍‍‌‌‍ ​‍​‍​‍ ​​‍​‍‌‍‍​‌ ​‍‌‍‌‌‌‍‌‍​‍​‍​ ‍‍​‍​‍‌‍‍​‌ ‌​‌ ‌​‌ ​​‌ ​ ​ ‍‍​‍ ​‍ ‌‍​ ‌‍‍​‌‍‌‌‌‍ ​‌ ​ ‌‍‌‌‌‍​‌‌ ​​‌‍‍‌‌‍‌‌‌ ​‍‌ ​ ​‍ ‍‌ ​ ‌‍​‌‌‍ ‍‌‍‍‌‌ ‌​‌ ‍‌​‍ ‍‌ ​ ‌ ‌​‌ ‌‌‌‍‌​‌‍‍‌‌‍ ​‍ ‌‍‍‌‌‍ ‍‌ ‌​‌‍‌‌‌‍ ‍‌ ‌​​‍ ‌‍‌‌‌‍‌​‌‍‍‌‌ ‌​​‍ ‌‍ ‌‌‍ ‌‍‌​‌‍‌‌​ ‌‌ ​​‌ ​‍‌‍‌‌‌ ​ ‌‍‌‌‌‍ ‍‌ ‌​‌‍​‌‌ ‌​‌‍‍‌‌‍ ‌‍ ‍​ ‍ ‌‍‍‌‌‍‌​​ ‌‌‍‌‍‌‍ ‌‍ ‌ ‌​‌‍‌‌‌ ​‍​ ‍ ‌ ‌​‌ ‍‌‌ ​​‌‍‌‌​ ‌‌‍‌‍‌‍ ‌‍ ‌ ‌​‌‍‌‌‌ ​‍​ ‍ ‌ ​​‌‍​‌‌ ‌​‌‍‍​​ ‌‌‍​ ‌‍ ‌‍ ​‌ ‌‌‌‍ ‌‌‍ ‍‌ ​ ​‍‌‌​ ‌‌‌​​‍‌‌ ‌‍‍ ‌‍‌‌‌ ‍‌​‍‌‌​ ​ ‌​‌​​‍‌‌​ ​ ‌​‌​​‍‌‌​ ​‍​ ​‍‌‍​ ​ ​ ​ ‌​​ ​​‌‍​ ​ ‌‍‌‍‌​​ ‌​‌‍‌‍‌‍‌‌‌‍‌‌‌‍‌​​‍‌‌​ ​‍​ ​‍​‍‌‌​ ‌‌‌​‌​​‍ ‍‌ ‌​‌‍‍‌‌ ‌​‌‍ ​‌‍‌‌​ ‌‍​‍‌‍​‌‌ ​ ‌‍‌‌‌‌‌‌‌ ​‍‌‍ ​​ ‌‌‍‍​‌ ‌​‌ ‌​‌ ​​‌ ​ ​‍‌‌​ ​ ‌​​‌​‍‌‌​ ​‍‌​‌‍​‍‌‌​ ​‍‌​‌‍‌‍​ ‌‍‍​‌‍‌‌‌‍ ​‌ ​ ‌‍‌‌‌‍​‌‌ ​​‌‍‍‌‌‍‌‌‌ ​‍‌ ​ ​‍ ‍‌ ​ ‌‍​‌‌‍ ‍‌‍‍‌‌ ‌​‌ ‍‌​‍ ‍‌ ​ ‌ ‌​‌ ‌‌‌‍‌​‌‍‍‌‌‍ ​‍‌‍‌‍‍‌‌‍‌​​ ‌‌‍‌‍‌‍ ‌‍ ‌ ‌​‌‍‌‌‌ ​‍​‍‌‍‌ ‌​‌ ‍‌‌ ​​‌‍‌‌​ ‌‌‍‌‍‌‍ ‌‍ ‌ ‌​‌‍‌‌‌ ​‍​‍‌‍‌ ​​‌‍​‌‌ ‌​‌‍‍​​ ‌‌‍​ ‌‍ ‌‍ ​‌ ‌‌‌‍ ‌‌‍ ‍‌ ​ ​‍‌‌​ ‌‌‌​​‍‌‌ ‌‍‍ ‌‍‌‌‌ ‍‌​‍‌‌​ ​ ‌​‌​​‍‌‌​ ​ ‌​‌​​‍‌‌​ ​‍​ ​‍‌‍​ ​ ​ ​ ‌​​ ​​‌‍​ ​ ‌‍‌‍‌​​ ‌​‌‍‌‍‌‍‌‌‌‍‌‌‌‍‌​​‍‌‌​ ​‍​ ​‍​‍‌‌​ ‌‌‌​‌​​‍ ‍‌ ‌​‌‍‍‌‌ ‌​‌‍ ​‌‍‌‌​‍‌‍‌ ​​‌‍‌‌‌ ​‍‌ ​ ‌ ​​‌‍‌‌‌‍​ ‌ ‌​‌‍‍‌‌ ‌‍‌‍‌‌​ ‌‌ ​​‌ ‌‌‌‍​‍‌‍ ​‌‍‍‌‌ ​ ‌‍‍​‌‍‌‌‌‍‌​​‍​‍‌ ‌
More​​​​‌ ‍ ​‍​‍‌‍ ‌ ​‍‌‍‍‌‌‍‌ ‌‍‍‌‌‍ ‍​‍​‍​ ‍‍​‍​‍‌ ​ ‌‍​‌‌‍ ‍‌‍‍‌‌ ‌​‌ ‍‌​‍ ‍‌‍‍‌‌‍ ​‍​‍​‍ ​​‍​‍‌‍‍​‌ ​‍‌‍‌‌‌‍‌‍​‍​‍​ ‍‍​‍​‍‌‍‍​‌ ‌​‌ ‌​‌ ​​‌ ​ ​ ‍‍​‍ ​‍ ‌‍​ ‌‍‍​‌‍‌‌‌‍ ​‌ ​ ‌‍‌‌‌‍​‌‌ ​​‌‍‍‌‌‍‌‌‌ ​‍‌ ​ ​‍ ‍‌ ​ ‌‍​‌‌‍ ‍‌‍‍‌‌ ‌​‌ ‍‌​‍ ‍‌ ​ ‌ ‌​‌ ‌‌‌‍‌​‌‍‍‌‌‍ ​‍ ‌‍‍‌‌‍ ‍‌ ‌​‌‍‌‌‌‍ ‍‌ ‌​​‍ ‌‍‌‌‌‍‌​‌‍‍‌‌ ‌​​‍ ‌‍ ‌‌‍ ‌‍‌​‌‍‌‌​ ‌‌ ​​‌ ​‍‌‍‌‌‌ ​ ‌‍‌‌‌‍ ‍‌ ‌​‌‍​‌‌ ‌​‌‍‍‌‌‍ ‌‍ ‍​ ‍ ‌‍‍‌‌‍‌​​ ‌‌‍‌‍‌‍ ‌‍ ‌ ‌​‌‍‌‌‌ ​‍​ ‍ ‌ ‌​‌ ‍‌‌ ​​‌‍‌‌​ ‌‌‍‌‍‌‍ ‌‍ ‌ ‌​‌‍‌‌‌ ​‍​ ‍ ‌ ​​‌‍​‌‌ ‌​‌‍‍​​ ‌‌‍​ ‌‍ ‌‍ ​‌ ‌‌‌‍ ‌‌‍ ‍‌ ​ ​‍‌‌​ ‌‌‌​​‍‌‌ ‌‍‍ ‌‍‌‌‌ ‍‌​‍‌‌​ ​ ‌​‌​​‍‌‌​ ​ ‌​‌​​‍‌‌​ ​‍​ ​‍​ ‌‌​ ​ ​ ‌‌​ ‍‌‌‍​ ​ ​‍‌‍‌​​ ‍​‌‍​‌​ ‍​​ ​ ​ ​ ​‍‌‌​ ​‍​ ​‍​‍‌‌​ ‌‌‌​‌​​‍ ‍‌ ‌​‌‍‍‌‌ ‌​‌‍ ​‌‍‌‌​ ‌‍​‍‌‍​‌‌ ​ ‌‍‌‌‌‌‌‌‌ ​‍‌‍ ​​ ‌‌‍‍​‌ ‌​‌ ‌​‌ ​​‌ ​ ​‍‌‌​ ​ ‌​​‌​‍‌‌​ ​‍‌​‌‍​‍‌‌​ ​‍‌​‌‍‌‍​ ‌‍‍​‌‍‌‌‌‍ ​‌ ​ ‌‍‌‌‌‍​‌‌ ​​‌‍‍‌‌‍‌‌‌ ​‍‌ ​ ​‍ ‍‌ ​ ‌‍​‌‌‍ ‍‌‍‍‌‌ ‌​‌ ‍‌​‍ ‍‌ ​ ‌ ‌​‌ ‌‌‌‍‌​‌‍‍‌‌‍ ​‍‌‍‌‍‍‌‌‍‌​​ ‌‌‍‌‍‌‍ ‌‍ ‌ ‌​‌‍‌‌‌ ​‍​‍‌‍‌ ‌​‌ ‍‌‌ ​​‌‍‌‌​ ‌‌‍‌‍‌‍ ‌‍ ‌ ‌​‌‍‌‌‌ ​‍​‍‌‍‌ ​​‌‍​‌‌ ‌​‌‍‍​​ ‌‌‍​ ‌‍ ‌‍ ​‌ ‌‌‌‍ ‌‌‍ ‍‌ ​ ​‍‌‌​ ‌‌‌​​‍‌‌ ‌‍‍ ‌‍‌‌‌ ‍‌​‍‌‌​ ​ ‌​‌​​‍‌‌​ ​ ‌​‌​​‍‌‌​ ​‍​ ​‍​ ‌‌​ ​ ​ ‌‌​ ‍‌‌‍​ ​ ​‍‌‍‌​​ ‍​‌‍​‌​ ‍​​ ​ ​ ​ ​‍‌‌​ ​‍​ ​‍​‍‌‌​ ‌‌‌​‌​​‍ ‍‌ ‌​‌‍‍‌‌ ‌​‌‍ ​‌‍‌‌​‍‌‍‌ ​​‌‍‌‌‌ ​‍‌ ​ ‌ ​​‌‍‌‌‌‍​ ‌ ‌​‌‍‍‌‌ ‌‍‌‍‌‌​ ‌‌ ​​‌ ‌‌‌‍​‍‌‍ ​‌‍‍‌‌ ​ ‌‍‍​‌‍‌‌‌‍‌​​‍​‍‌ ‌